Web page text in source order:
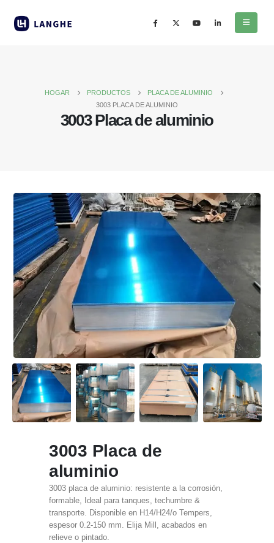
HOGAR PRODUCTOS
PLACA DE ALUMINIO
3003 PLACA DE ALUMINIO
3003 Placa de aluminio
3003 Placa de
aluminio
3003 placa de aluminio: resistente a la corrosión,
formable, Ideal para tanques, techumbre &
transporte. Disponible en H14/H24/o Tempers,
espesor 0.2-150 mm. Elija Mill, acabados en
relieve o pintado.